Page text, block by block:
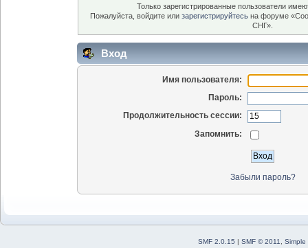
Только зарегистрированные пользователи
Пожалуйста, войдите или зарегистрируйтесь на форуме
СНГ».
Вход
Имя пользователя:
Пароль:
Продолжительность сессии:
Запомнить:
Забыли пароль?
SMF 2.0.15 | SMF © 2011
Simple